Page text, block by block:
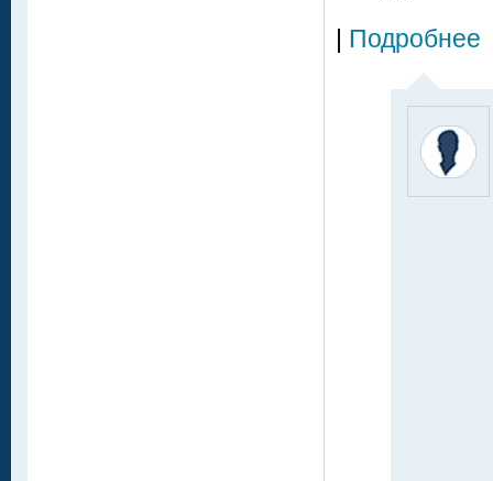
| Подробнее